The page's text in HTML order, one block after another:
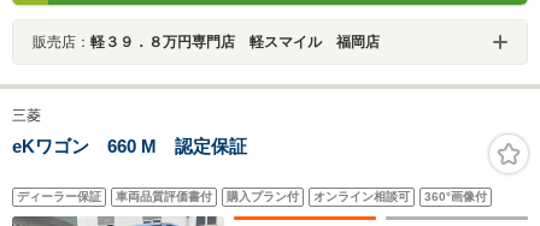
販売店： 軽３９．８万円専門店 軽スマイル 福岡店
三菱
eKワゴン 660 M 認定保証
ディーラー保証 車両品質評価書付 購入プラン付 オンライン相談可 360°画像付